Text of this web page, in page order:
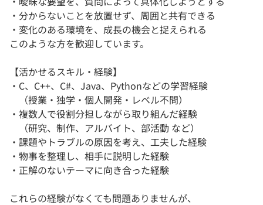
・分からないことを放置せず、周囲と共有できる
・変化のある環境を、成長の機会と捉えられる
このような方を歓迎しています。
【活かせるスキル・経験】
・C、C++、C#、Java、Pythonなどの学習経験
（授業・独学・個人開発・レベル不問）
・複数人で役割分担しながら取り組んだ経験
（研究、制作、アルバイト、部活動 など）
・課題やトラブルの原因を考え、工夫した経験
・物事を整理し、相手に説明した経験
・正解のないテーマに向き合った経験
これらの経験がなくても問題ありませんが、